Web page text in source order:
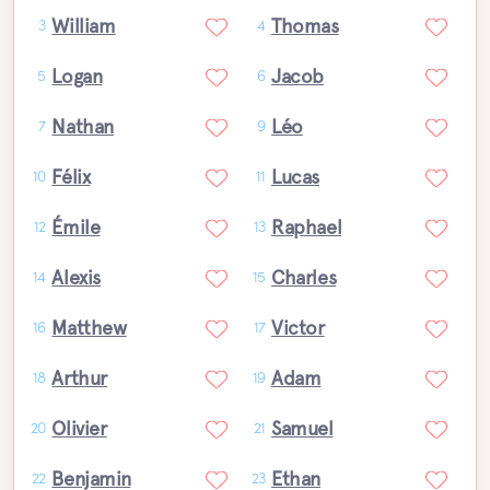
3 William 4 Thomas
5 Logan 6 Jacob
7 Nathan 9 Léo
10 Félix 11 Lucas
12 Émile 13 Raphael
14 Alexis 15 Charles
16 Matthew 17 Victor
18 Arthur 19 Adam
20 Olivier 21 Samuel
22 Benjamin 23 Ethan